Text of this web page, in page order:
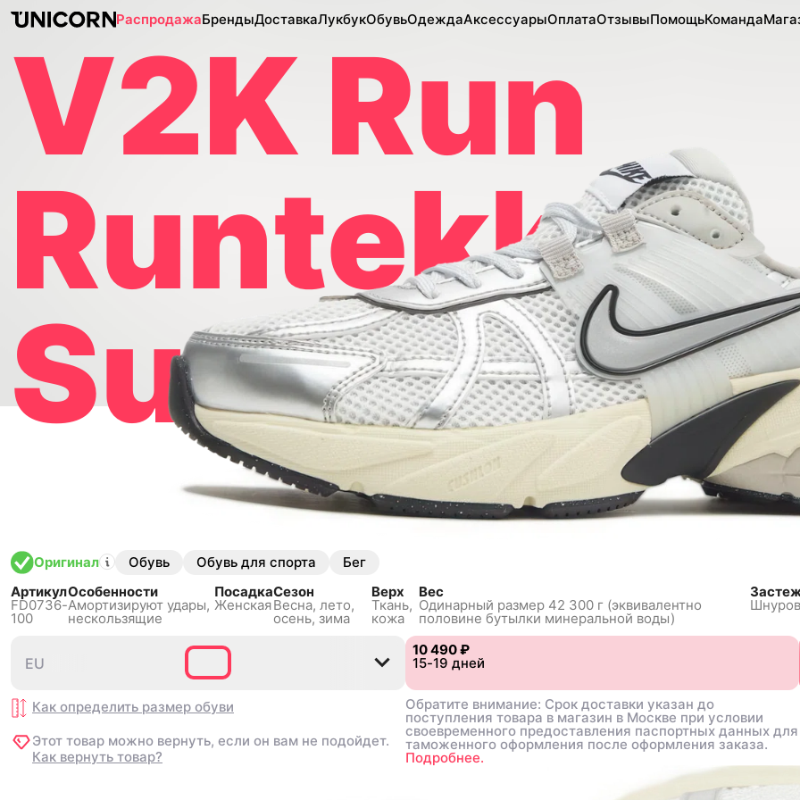
РаспродажаБрендыДоставкаЛукбукОбувьОдеждаАксессуарыОплатаОтзывыПомощьКоманда
V2K Run
Runtekk
Summit
White
Metallic
Оригинал Обувь Обувь для спорта
Бег
Артикул
FD0736-
100
Особенности
Амортизируют удары,
нескользящиe
Посадка
Женская
Сезон
Весна, лето,
осень, зима
Верх
Ткань,
кожа
Вес
Одинарный размер 42 300 г (эквивалентно
половине бутылки минеральной воды)
38.5 39 40
EU
Как определить размер обуви
Этот товар можно вернуть, если он вам не подойдет.
Как вернуть товар?
10 490 ₽
15-19 дней
Обратите внимание: Срок доставки указан до
поступления товара в магазин в Москве при условии
своевременного предоставления паспортных данных для
таможенного оформления после оформления заказа.
Подробнее.
38.5 39 40
EU
Как определить размер обуви
Этот товар можно вернуть, если он вам не подойдет.
Как вернуть товар?
10 490 ₽
15-19 дней
Обратите внимание: Срок доставки указан до
поступления товара в магазин в Москве при условии
своевременного предоставления паспортных данных для
таможенного оформления после оформления заказа.
Подробнее.